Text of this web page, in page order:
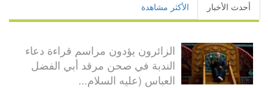
أحدث الأخبار الأكثر مشاهدة
الزائرون يؤدون مراسم قراءة دعاء
الندبة في صحن مرقد أبي الفضل
العباس (عليه السلام...